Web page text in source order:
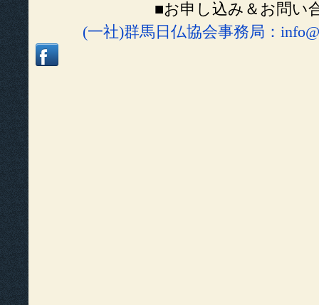
■お申し込み＆お問い
(一社)群馬日仏協会事務局：